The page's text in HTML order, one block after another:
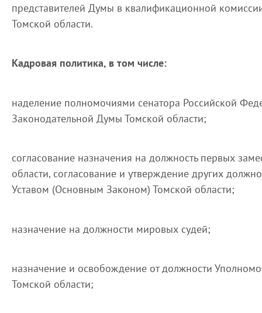
представителей Думы в квалификационной
Томской области.
Кадровая политика, в том числе:
наделение полномочиями сенатора Российской
Законодательной Думы Томской области;
согласование назначения на должность первых
области, согласование и утверждение других
Уставом (Основным Законом) Томской области;
назначение на должности мировых судей;
назначение и освобождение от должности
Томской области;